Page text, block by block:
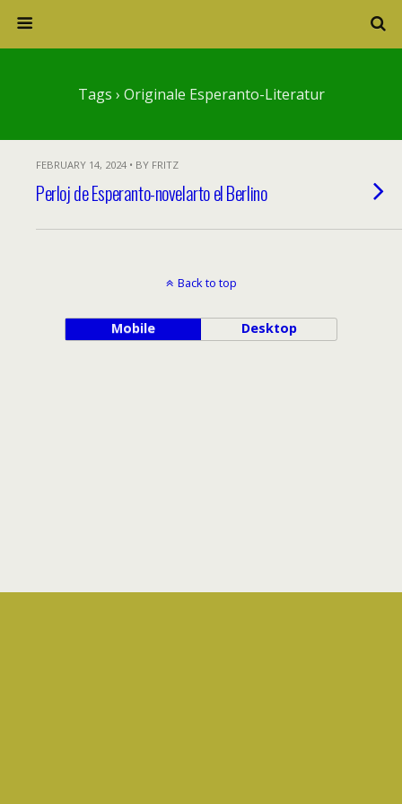
Tags › Originale Esperanto-Literatur
FEBRUARY 14, 2024 • BY FRITZ
Perloj de Esperanto-novelarto el Berlino
Back to top
Mobile Desktop